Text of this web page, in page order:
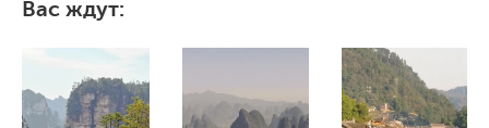
Вас ждут: